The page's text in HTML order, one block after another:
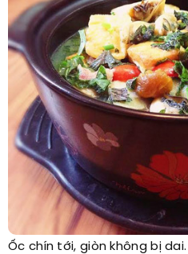
Ốc chín tới, giòn không bị